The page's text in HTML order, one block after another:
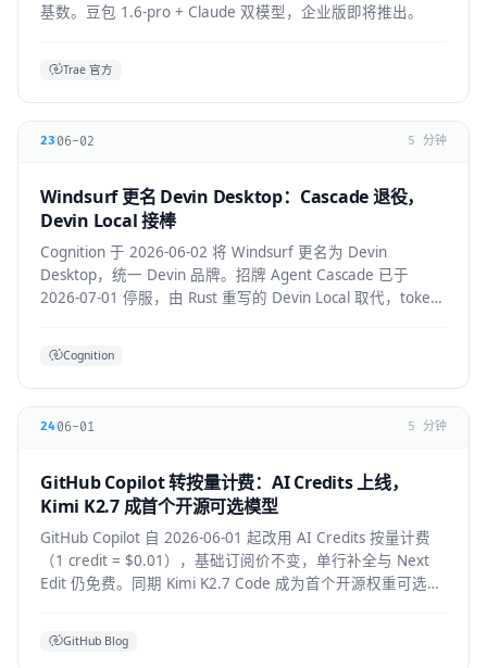
基数。豆包 1.6-pro + Claude 双模型，企业版即将推出。
Trae 官方
23 06-02 5 分钟
Windsurf 更名 Devin Desktop：Cascade 退役，
Devin Local 接棒
Cognition 于 2026-06-02 将 Windsurf 更名为 Devin
Desktop，统一 Devin 品牌。招牌 Agent Cascade 已于
2026-07-01 停服，由 Rust 重写的 Devin Local 取代，token
Cognition
2406-01 5 分钟
GitHub Copilot 转按量计费：AI Credits 上线，
Kimi K2.7 成首个开源可选模型
GitHub Copilot 自 2026-06-01 起改用 AI Credits 按量计费
（1 credit = $0.01），基础订阅价不变，单行补全与 Next
Edit 仍免费。同期 Kimi K2.7 Code 成为首个开源权重可选模
GitHub Blog